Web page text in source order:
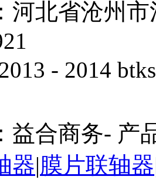
河北省沧州
- 2014
益合商务- 产
器|膜片联轴器